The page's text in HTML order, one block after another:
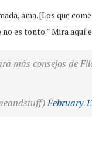
ama. [Los que
es tonto.” Mira aquí
más consejos de
February